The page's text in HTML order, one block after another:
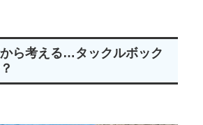
ら考える…タックルボック